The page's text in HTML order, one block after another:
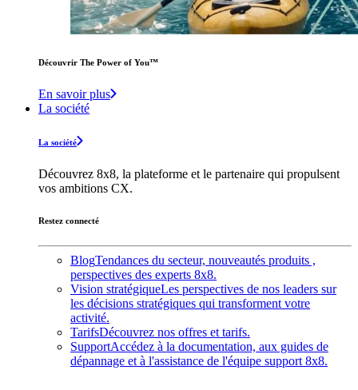
Découvrir The Power of You™️
En savoir plus
La société
La société
Découvrez 8x8, la plateforme et le partenaire qui propulsent
vos ambitions CX.
Restez connecté
BlogTendances du secteur, nouveautés produits ,
perspectives des experts 8x8.
Vision stratégiqueLes perspectives de nos leaders sur
les décisions stratégiques qui transforment votre
activité.
TarifsDécouvrez nos offres et tarifs.
SupportAccédez à la documentation, aux guides de
dépannage et à l'assistance de l'équipe support 8x8.